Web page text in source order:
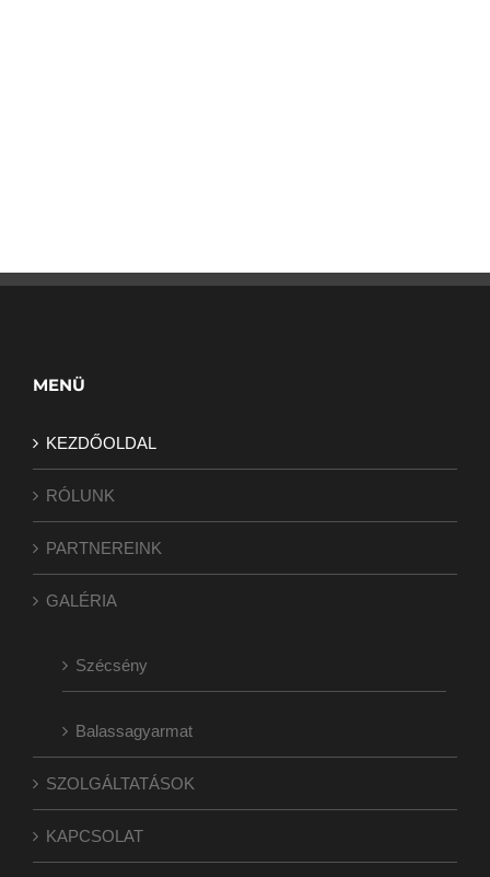
MENÜ
KEZDŐOLDAL
RÓLUNK
PARTNEREINK
GALÉRIA
Szécsény
Balassagyarmat
SZOLGÁLTATÁSOK
KAPCSOLAT